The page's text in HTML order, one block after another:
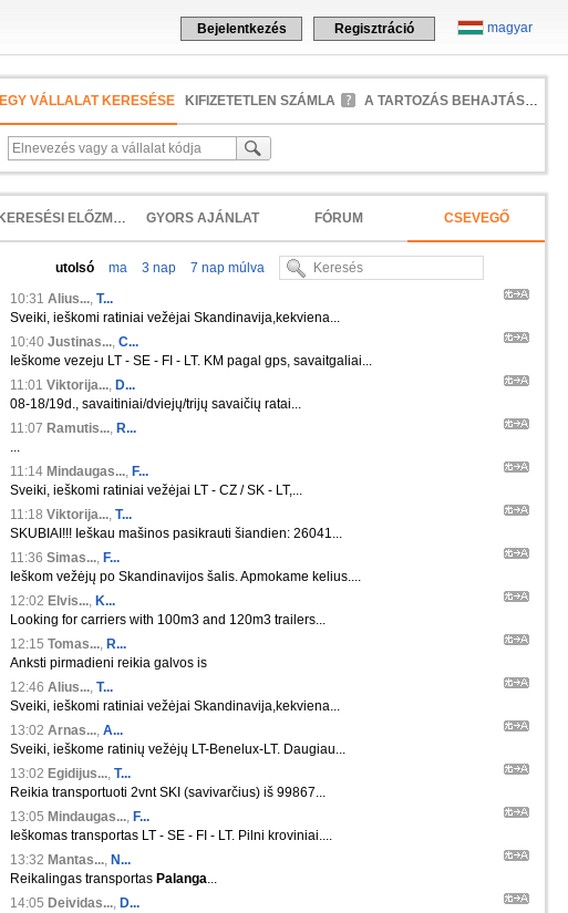
magyar
Bejelentkezés Regisztráció
EGY VÁLLALAT KERESÉSE KIFIZETETLEN SZÁMLA A TARTOZÁS BEHAJTÁSA
KERESÉSI ELŐZMÉNYEK GYORS AJÁNLAT FÓRUM CSEVEGŐ
utolsó ma 3 nap
7 nap múlva
10:31 Alius..., T...
Sveiki, ieškomi ratiniai vežėjai Skandinavija,kekviena...
10:40 Justinas..., C...
Ieškome vezeju LT - SE - FI - LT. KM pagal gps, savaitgaliai...
11:01 Viktorija..., D...
08-18/19d., savaitiniai/dviejų/trijų savaičių ratai...
11:07 Ramutis..., R...
...
11:14 Mindaugas..., F...
Sveiki, ieškomi ratiniai vežėjai LT - CZ / SK - LT,...
11:18 Viktorija..., T...
SKUBIAI!!! Ieškau mašinos pasikrauti šiandien: 26041...
11:36 Simas..., F...
Ieškom vežėjų po Skandinavijos šalis. Apmokame kelius....
12:02 Elvis..., K...
Looking for carriers with 100m3 and 120m3 trailers...
12:15 Tomas..., R...
Anksti pirmadieni reikia galvos is
12:46 Alius..., T...
Sveiki, ieškomi ratiniai vežėjai Skandinavija,kekviena...
13:02 Arnas..., A...
Sveiki, ieškome ratinių vežėjų LT-Benelux-LT. Daugiau...
13:02 Egidijus..., T...
Reikia transportuoti 2vnt SKI (savivarčius) iš 99867...
13:05 Mindaugas..., F...
Ieškomas transportas LT - SE - FI - LT. Pilni kroviniai....
13:32 Mantas..., N...
Reikalingas transportas Palanga...
14:05 Deividas..., D...